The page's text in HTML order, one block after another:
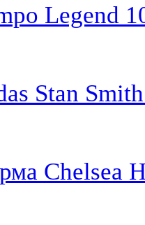
Legend
Stan
Chelsea